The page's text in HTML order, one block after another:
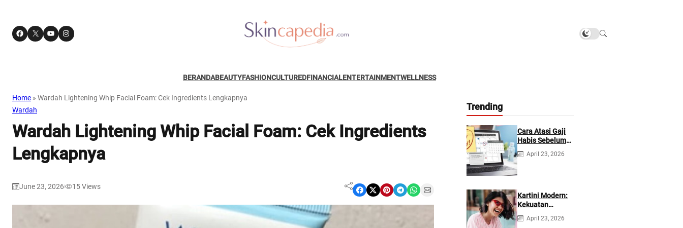
Facebook X YouTube Instagram
BERANDABEAUTYFASHIONCULTUREDFINANCIALENTERTAINMENTWELLNESS
Home » Wardah Lightening Whip Facial Foam: Cek Ingredients Lengkapnya
Wardah
Wardah Lightening Whip Facial Foam: Cek Ingredients
Lengkapnya
June 23, 2026 15Views Share on Facebook Share on X Share on Pinterest Share on Telegram Share on WhatsApp Share on Email
Trending
Cara Atasi Gaji
Habis Sebelum
Gajian
Berikutnya
April 23, 2026
Kartini Modern:
Kekuatan
Berevolusi &
Rawat Diri
April 23, 2026